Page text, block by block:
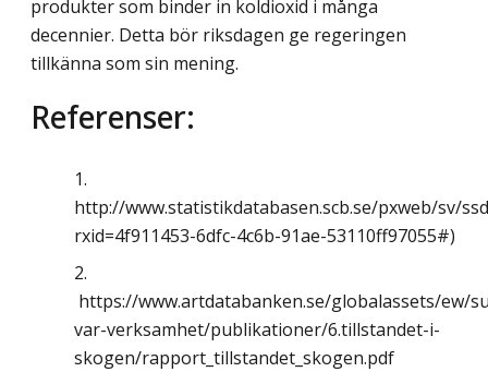
produkter som binder in koldioxid i många
decennier. Detta bör riksdagen ge regeringen
tillkänna som sin mening.
Referenser:
http://www.statistikdatabasen.scb.se/pxweb/sv/
rxid=4f911453-6dfc-4c6b-91ae-53110ff97055#)
https://www.artdatabanken.se/globalassets/ew/
var-verksamhet/publikationer/6.tillstandet-i-
skogen/rapport_tillstandet_skogen.pdf